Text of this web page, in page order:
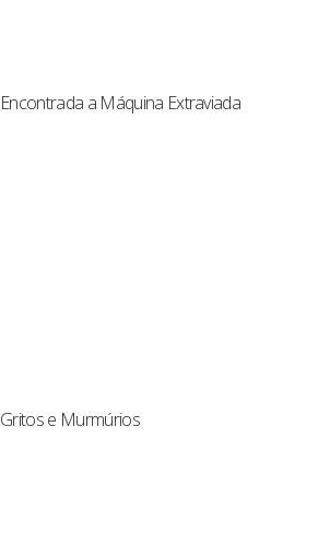
Encontrada a Máquina Extraviada
Gritos e Murmúrios